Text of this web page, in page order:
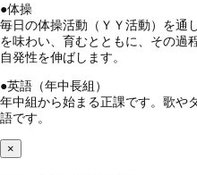
●体操
毎日の体操活動（ＹＹ活動）を通
を味わい、育むとともに、その過
自発性を伸ばします。
●英語（年中長組）
年中組から始まる正課です。歌や
語です。
×